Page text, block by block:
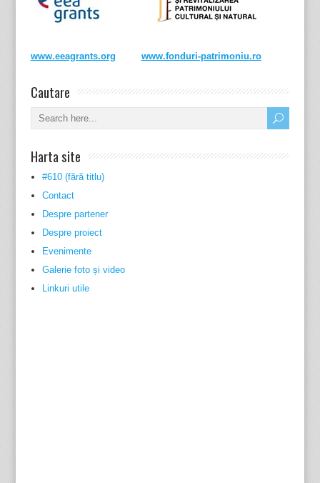
www.eeagrants.org www.fonduri-patrimoniu.ro
Cautare
Harta site
#610 (fără titlu)
Contact
Despre partener
Despre proiect
Evenimente
Galerie foto și video
Linkuri utile